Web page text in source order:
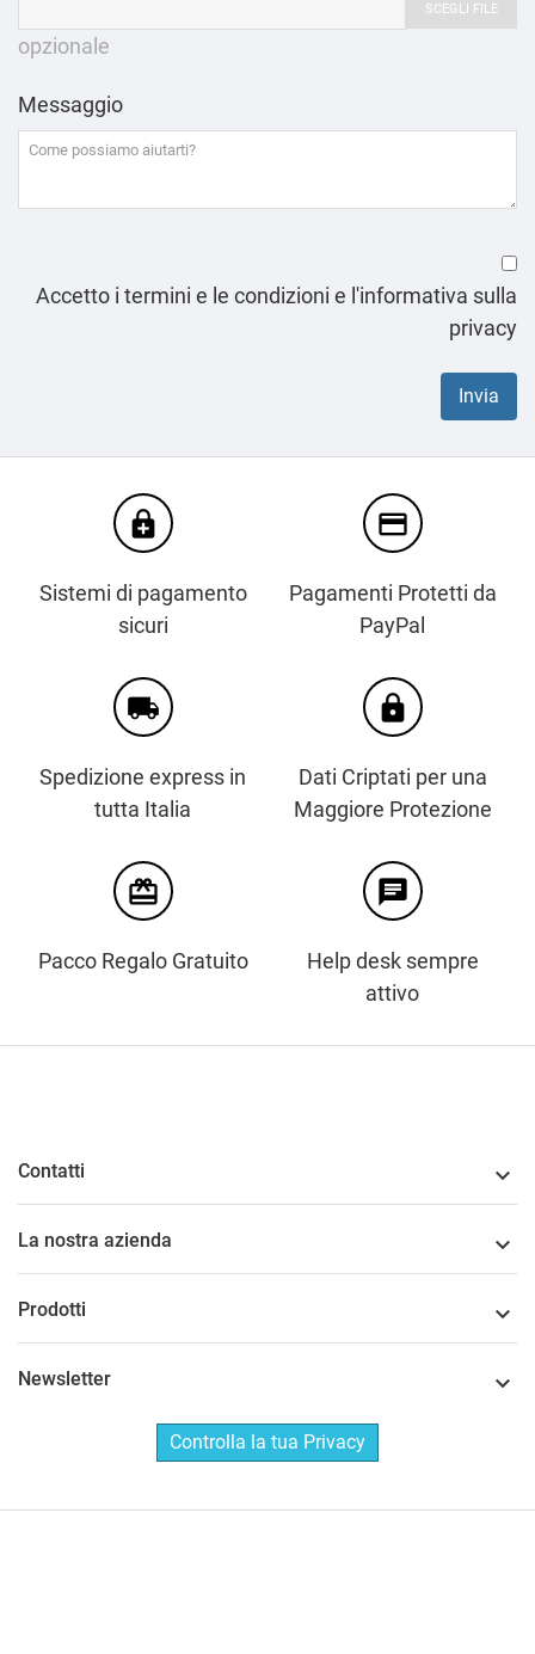
SCEGLI FILE
opzionale
Messaggio
Accetto i termini e le condizioni e l'informativa sulla
privacy
enhanced_encryption
Sistemi di pagamento
sicuri
credit_card
Pagamenti Protetti da
PayPal
local_shipping
Spedizione express in
tutta Italia
https
Dati Criptati per una
Maggiore Protezione
card_giftcard
Pacco Regalo Gratuito
chat
Help desk sempre
attivo
Contatti 
La nostra azienda 
Prodotti 
Newsletter 
Controlla la tua Privacy